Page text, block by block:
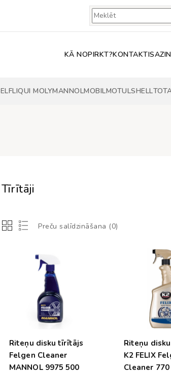
KĀ NOPIRKT?KONTAKTI
ELFLIQUI MOLYMANNOLMOBILMOTULSHELL
Tīrītāji
Preču salīdzināšana (0)
Riteņu disku tīrītājs
Felgen Cleaner
MANNOL 9975 500
Riteņu
K2 FELIX Felgen
Cleaner